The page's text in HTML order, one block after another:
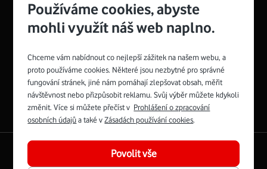
Spojte se s Vodafonem
Facebook
profil
X
profil
Instagram
profil
Youtube
profil
Vodafone
TV
Facebook
LinkedIn
profil
English|Mapa webu
Management
and
consultancy
Recruitment
Academy
logo
Top
odpovědná
roku
2024
Platinové
ocenění
EcoVadis
2025
Award
má
První
zelenou
síť
Používáme cookies, abyste
mohli využít náš web naplno.
Chceme vám nabídnout co nejlepší zážitek na našem webu, a
proto používáme cookies. Některé jsou nezbytné pro správné
fungování stránek, jiné nám pomáhají zlepšovat obsah, měřit
návštěvnost nebo přizpůsobit reklamu. Svůj výběr můžete kdykoli
změnit. Více si můžete přečíst v Prohlášení o zpracování
osobních údajůa také vZásadách používání cookies.
Povolit vše